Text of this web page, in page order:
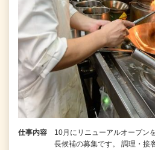
仕事内容
10月にリニューアルオープン
長候補の募集です。 調理・接